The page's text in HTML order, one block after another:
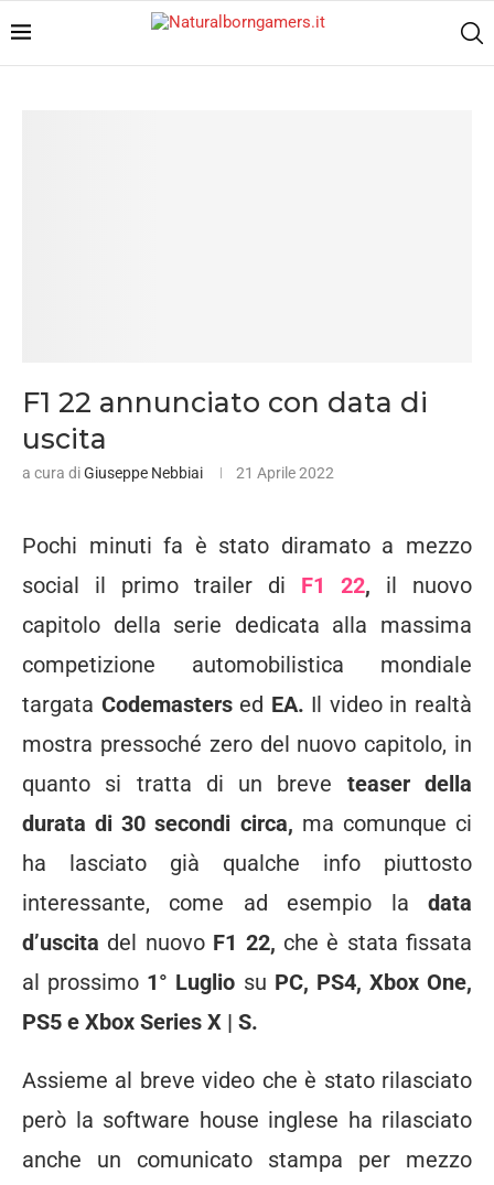
F1 22 annunciato con data di
uscita
a cura diGiuseppe Nebbiai 21 Aprile 2022
Pochi minuti fa è stato diramato a mezzo
social il primo trailer di F1 22, il nuovo
capitolo della serie dedicata alla massima
competizione automobilistica mondiale
targata Codemasters ed EA. Il video in realtà
mostra pressoché zero del nuovo capitolo, in
quanto si tratta di un breve teaser della
durata di 30 secondi circa, ma comunque ci
ha lasciato già qualche info piuttosto
interessante, come ad esempio la data
d’uscita del nuovo F1 22, che è stata fissata
al prossimo 1° Luglio su PC, PS4, Xbox One,
PS5 e Xbox Series X | S.
Assieme al breve video che è stato rilasciato
però la software house inglese ha rilasciato
anche un comunicato stampa per mezzo